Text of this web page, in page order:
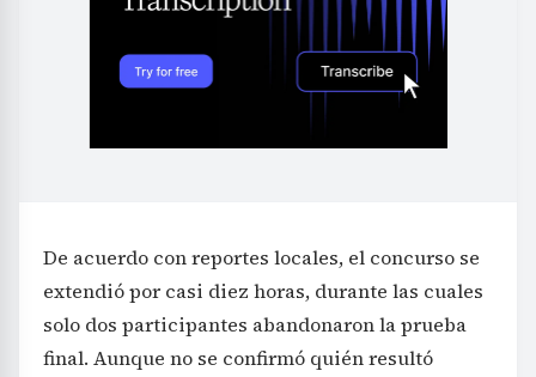
De acuerdo con reportes locales, el concurso se
extendió por casi diez horas, durante las cuales
solo dos participantes abandonaron la prueba
final. Aunque no se confirmó quién resultó